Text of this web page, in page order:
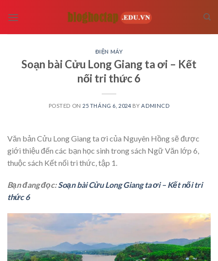
ĐIỆN MÁY
Soạn bài Cửu Long Giang ta ơi – Kết
nối tri thức 6
POSTED ON 25 THÁNG 6, 2024 BY ADMINCD
Văn bản Cửu Long Giang ta ơi của Nguyên Hồng sẽ được
giới thiệu đến các bạn học sinh trong sách Ngữ Văn lớp 6,
thuộc sách Kết nối tri thức, tập 1.
Bạn đang đọc:Soạn bài Cửu Long Giang ta ơi – Kết nối tri
thức 6